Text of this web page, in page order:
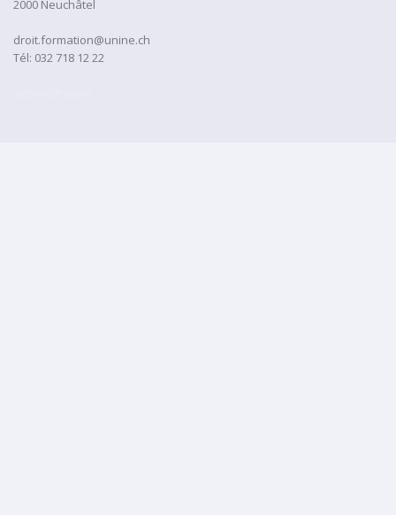
2000 Neuchâtel
droit.formation@unine.ch
Tél: 032 718 12 22